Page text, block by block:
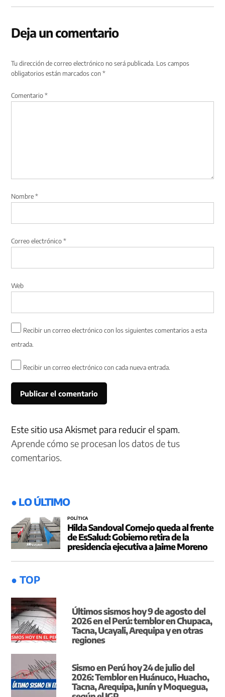
Deja un comentario
Tu dirección de correo electrónico no será publicada. Los campos
obligatorios están marcados con*
Comentario*
Nombre*
Correo electrónico*
Web
Recibir un correo electrónico con los siguientes comentarios a esta
entrada.
Recibir un correo electrónico con cada nueva entrada.
Este sitio usa Akismet para reducir el spam.
Aprende cómo se procesan los datos de tus
comentarios.
● LO ÚLTIMO
POLÍTICA
Hilda Sandoval Cornejo queda al frente
de EsSalud: Gobierno retira de la
presidencia ejecutiva a Jaime Moreno
● TOP
Últimos sismos hoy 9 de agosto del
2026 en el Perú: temblor en Chupaca,
Tacna, Ucayali, Arequipa y en otras
regiones
Sismo en Perú hoy 24 de julio del
2026: Temblor en Huánuco, Huacho,
Tacna, Arequipa, Junín y Moquegua,